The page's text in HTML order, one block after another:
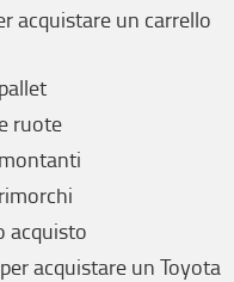
acquistare un carrello
ruote
acquisto
acquistare un Toyota